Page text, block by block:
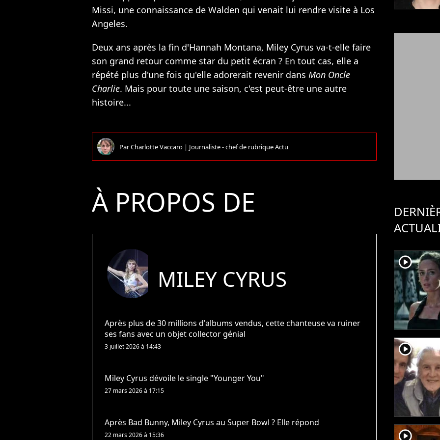
Missi, une connaissance de Walden qui venait lui rendre visite à Los
Angeles.
Deux ans après la fin d'Hannah Montana, Miley Cyrus va-t-elle faire
son grand retour comme star du petit écran ? En tout cas, elle a
répété plus d'une fois qu'elle adorerait revenir dans Mon Oncle
Charlie. Mais pour toute une saison, c'est peut-être une autre
histoire...
ParCharlotte Vaccaro | Journaliste - chef de rubrique Actu
À PROPOS DE
MILEY CYRUS
Après plus de 30 millions d'albums vendus, cette chanteuse va ruiner
ses fans avec un objet collector génial
3 juillet 2026 à 14:43
Miley Cyrus dévoile le single "Younger You"
27 mars 2026 à 17:15
Après Bad Bunny, Miley Cyrus au Super Bowl ? Elle répond
22 mars 2026 à 15:36
player2
player2
player2